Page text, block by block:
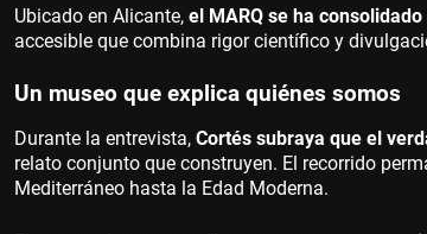
Ubicado en Alicante, el MARQ se ha
accesible que combina rigor científico y
Un museo que explica quiénes somos
Durante la entrevista, Cortés subraya que el
relato conjunto que construyen. El recorrido
Mediterráneo hasta la Edad Moderna.